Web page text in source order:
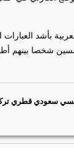
بأشد
شخصا بينهم
سعودي قطري